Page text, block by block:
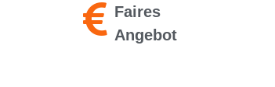
Faires
Angebot